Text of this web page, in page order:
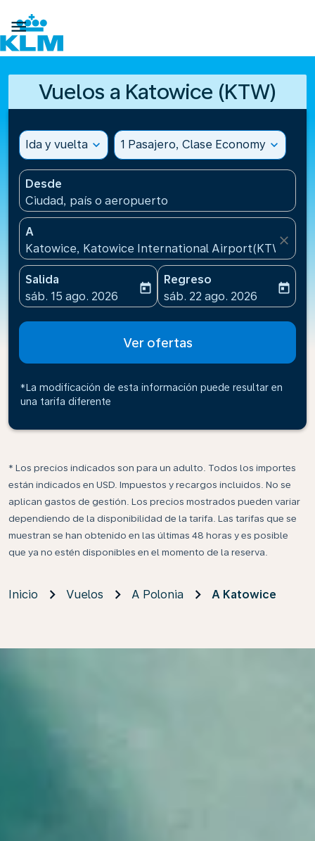

Vuelos a Katowice (KTW)
Ida y vuelta expand_more 1 Pasajero, Clase Economy expand_more
Desde
Ciudad, país o aeropuerto
A
Katowice, Katowice International Airport(KTW),
close
Salida
fc-booking-departure-date-aria-label
sáb. 15 ago. 2026
today
Regreso
fc-booking-return-date-
sáb. 22 ago. 2026
today
Ver ofertas
*La modificación de esta información puede resultar en
una tarifa diferente
* Los precios indicados son para un adulto. Todos los importes
están indicados en USD. Impuestos y recargos incluidos. No se
aplican gastos de gestión. Los precios mostrados pueden variar
dependiendo de la disponibilidad de la tarifa. Las tarifas que se
muestran se han obtenido en las últimas 48 horas y es posible
que ya no estén disponibles en el momento de la reserva.
Inicio Vuelos A Polonia A Katowice